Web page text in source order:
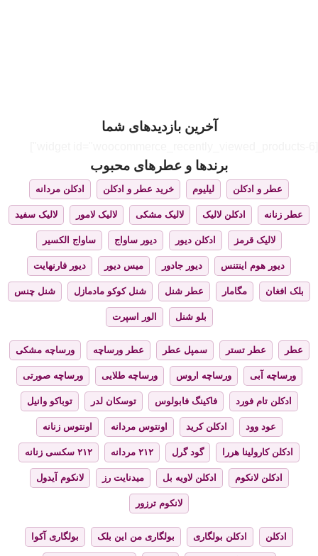
آخرین بازدیدهای شما
برندها و عطرهای محبوب
عطر و ادکلن لیلیوم خرید عطر و ادکلن ادکلن مردانه
عطر زنانه ادکلن لالیک لالیک مشکی لالیک لامور لالیک سفید
لالیک قرمز ادکلن دیور دیور ساواج ساواج الکسیر
دیور هوم اینتنس دیور جادور میس دیور دیور فارنهایت
بلک افغان مگامار عطر شنل شنل کوکو مادمازل شنل چنس
بلو شنل الور اسپرت
عطر عطر تستر سمپل عطر عطر ورساچه ورساچه مشکی
ورساچه آبی ورساچه اروس ورساچه طلایی ورساچه صورتی
ادکلن تام فورد فاکینگ فابولوس توسکان لدر توباکو وانیل
عود وود ادکلن کرید اونتوس مردانه اونتوس زنانه
ادکلن کارولینا هررا گود گرل ۲۱۲ مردانه ۲۱۲ سکسی زنانه
ادکلن لانکوم ادکلن لاویه بل میدنایت رز لانکوم آیدول
لانکوم ترزور
ادکلن ادکلن بولگاری بولگاری من این بلک بولگاری آکوا